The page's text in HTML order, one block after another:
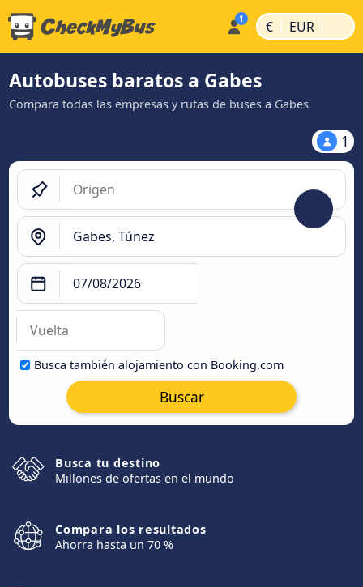
€ | EUR |
Autobuses baratos a Gabes
Compara todas las empresas y rutas de buses a Gabes
1
Busca también alojamiento con Booking.com
Buscar
Busca tu destino
Millones de ofertas en el mundo
Compara los resultados
Ahorra hasta un 70 %